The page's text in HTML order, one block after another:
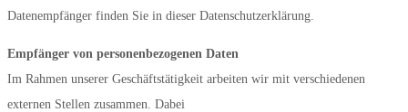
Datenempfänger finden Sie in dieser Datenschutzerklärung.
Empfänger von personenbezogenen Daten
Im Rahmen unserer Geschäftstätigkeit arbeiten wir mit verschiedenen
externen Stellen zusammen. Dabei